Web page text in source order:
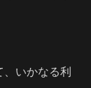
いかなる利